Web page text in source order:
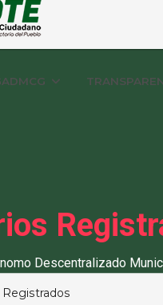
Descentralizado
Registrados